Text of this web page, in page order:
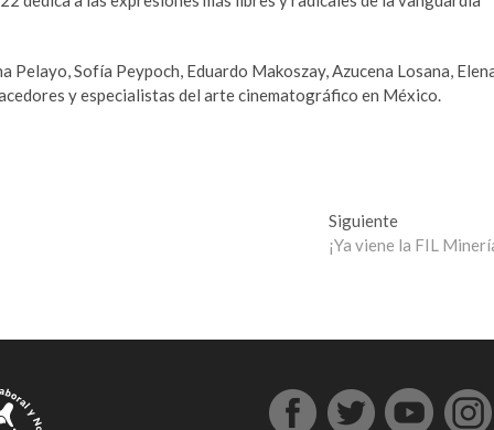
Sofía Peypoch, Eduardo Makoszay, Azucena Losana,
y especialistas del arte cinematográfico en México.
SiguienteEntrada
siguiente:
¡Ya viene la FIL